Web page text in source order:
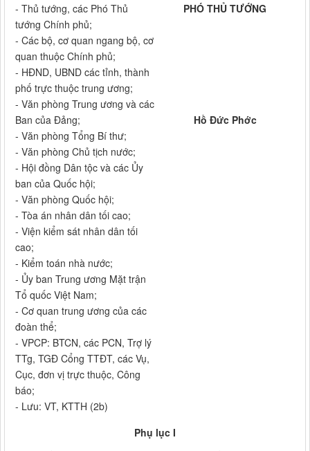
- Thủ tướng, các Phó Thủ
tướng Chính phủ;
- Các bộ, cơ quan ngang bộ, cơ
quan thuộc Chính phủ;
- HĐND, UBND các tỉnh, thành
phố trực thuộc trung ương;
- Văn phòng Trung ương và các
Ban của Đảng;
- Văn phòng Tổng Bí thư;
- Văn phòng Chủ tịch nước;
- Hội đồng Dân tộc và các Ủy
ban của Quốc hội;
- Văn phòng Quốc hội;
- Tòa án nhân dân tối cao;
- Viện kiểm sát nhân dân tối
cao;
- Kiểm toán nhà nước;
- Ủy ban Trung ương Mặt trận
Tổ quốc Việt Nam;
- Cơ quan trung ương của các
đoàn thể;
- VPCP: BTCN, các PCN, Trợ lý
TTg, TGĐ Cổng TTĐT, các Vụ,
Cục, đơn vị trực thuộc, Công
báo;
- Lưu: VT, KTTH (2b)
PHÓ THỦ TƯỚNG
Hồ Đức Phớc
Phụ lục I